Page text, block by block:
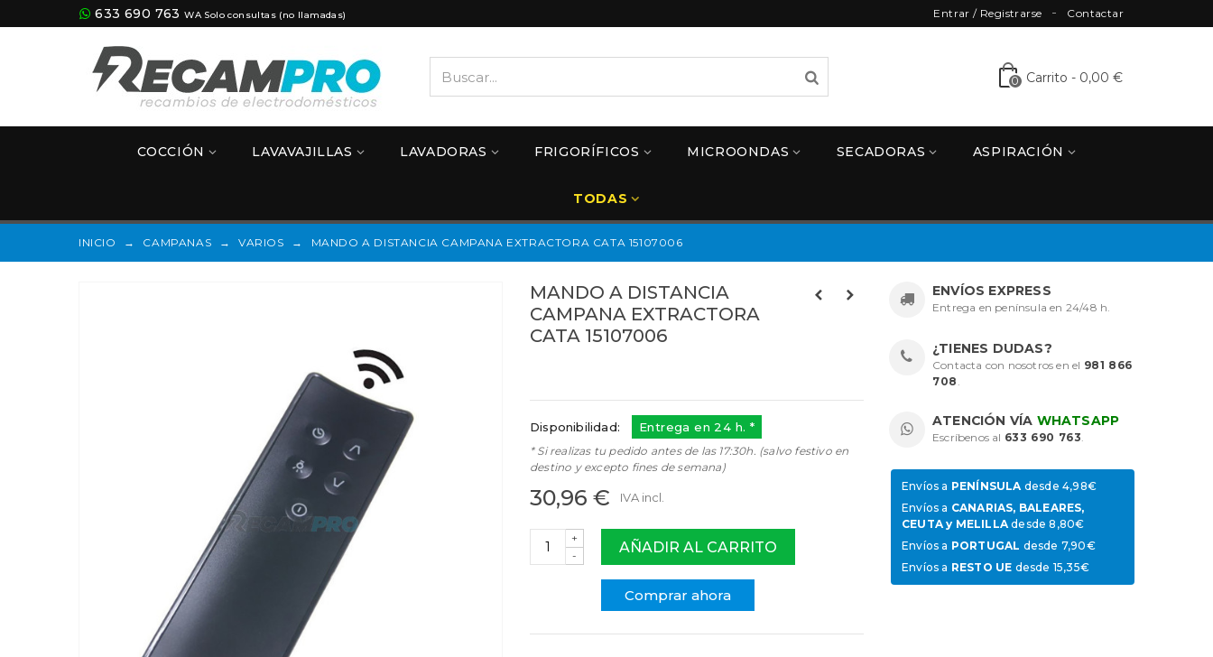
633 690 763 WA Solo consultas (no llamadas) Contactar
Entrar / Registrarse
0 Carrito - 0,00 €
COCCIÓN LAVAVAJILLAS LAVADORAS FRIGORÍFICOS MICROONDAS SECADORAS ASPIRACIÓN
TODAS
INICIO → CAMPANAS → VARIOS → MANDO A DISTANCIA CAMPANA EXTRACTORA CATA 15107006
MANDO A DISTANCIA
CAMPANA EXTRACTORA
CATA 15107006
Disponibilidad: Entrega en 24 h. *
* Si realizas tu pedido antes de las 17:30h. (salvo festivo en
destino y excepto fines de semana)
30,96 € IVA incl.
-
+
AÑADIR AL CARRITO
Comprar ahora
ENVÍOS EXPRESS
Entrega en península en 24/48 h.
¿TIENES DUDAS?
Contacta con nosotros en el 981 866
708 .
ATENCIÓN VÍA WHATSAPP
Escríbenos al 633 690 763.
Envíos a PENÍNSULAdesde 4,98€
Envíos a CANARIAS, BALEARES,
CEUTA y MELILLAdesde 8,80€
Envíos a PORTUGAL desde 7,90€
Envíos a RESTO UE desde 15,35€